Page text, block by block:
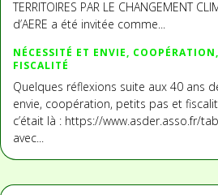
TERRITOIRES PAR LE CHANGEMENT
d’AERE a été invitée comme...
NÉCESSITÉ ET ENVIE,
FISCALITÉ
Quelques réflexions suite aux 40 ans
envie, coopération, petits pas et
c’était là : https://www.asder.asso.fr/
avec...